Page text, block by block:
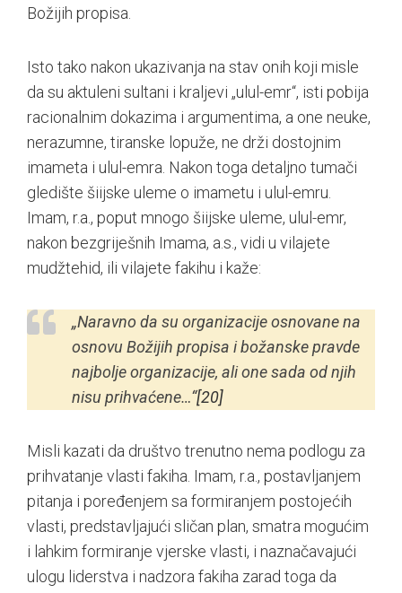
Božijih propisa.
Isto tako nakon ukazivanja na stav onih koji misle
da su aktuleni sultani i kraljevi „ulul-emr“, isti pobija
racionalnim dokazima i argumentima, a one neuke,
nerazumne, tiranske lopuže, ne drži dostojnim
imameta i ulul-emra. Nakon toga detaljno tumači
gledište šiijske uleme o imametu i ulul-emru.
Imam, r.a., poput mnogo šiijske uleme, ulul-emr,
nakon bezgriješnih Imama, a.s., vidi u vilajete
mudžtehid, ili vilajete fakihu i kaže:
„Naravno da su organizacije osnovane na
osnovu Božijih propisa i božanske pravde
najbolje organizacije, ali one sada od njih
nisu prihvaćene…“[20]
Misli kazati da društvo trenutno nema podlogu za
prihvatanje vlasti fakiha. Imam, r.a., postavljanjem
pitanja i poređenjem sa formiranjem postojećih
vlasti, predstavljajući sličan plan, smatra mogućim
i lahkim formiranje vjerske vlasti, i naznačavajući
ulogu liderstva i nadzora fakiha zarad toga da